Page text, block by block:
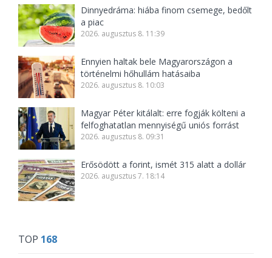
Dinnyedráma: hiába finom csemege, bedőlt
a piac
2026. augusztus 8. 11:39
Ennyien haltak bele Magyarországon a
történelmi hőhullám hatásaiba
2026. augusztus 8. 10:03
Magyar Péter kitálalt: erre fogják költeni a
felfoghatatlan mennyiségű uniós forrást
2026. augusztus 8. 09:31
Erősödött a forint, ismét 315 alatt a dollár
2026. augusztus 7. 18:14
TOP 168